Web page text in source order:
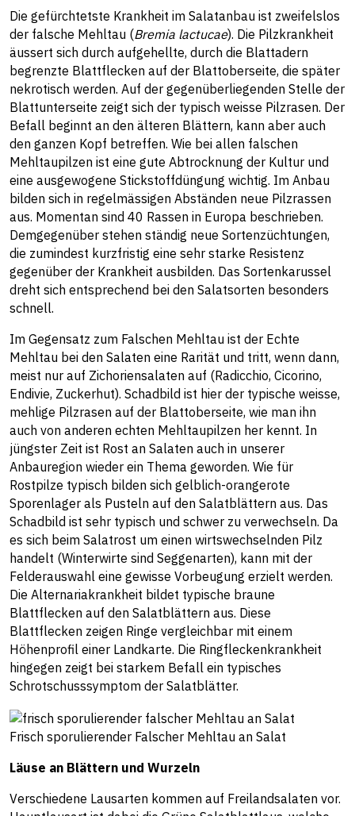
Die gefürchtetste Krankheit im Salatanbau ist zweifelslos
der falsche Mehltau (Bremia lactucae). Die Pilzkrankheit
äussert sich durch aufgehellte, durch die Blattadern
begrenzte Blattflecken auf der Blattoberseite, die später
nekrotisch werden. Auf der gegenüberliegenden Stelle der
Blattunterseite zeigt sich der typisch weisse Pilzrasen. Der
Befall beginnt an den älteren Blättern, kann aber auch
den ganzen Kopf betreffen. Wie bei allen falschen
Mehltaupilzen ist eine gute Abtrocknung der Kultur und
eine ausgewogene Stickstoffdüngung wichtig. Im Anbau
bilden sich in regelmässigen Abständen neue Pilzrassen
aus. Momentan sind 40 Rassen in Europa beschrieben.
Demgegenüber stehen ständig neue Sortenzüchtungen,
die zumindest kurzfristig eine sehr starke Resistenz
gegenüber der Krankheit ausbilden. Das Sortenkarussel
dreht sich entsprechend bei den Salatsorten besonders
schnell.
Im Gegensatz zum Falschen Mehltau ist der Echte
Mehltau bei den Salaten eine Rarität und tritt, wenn dann,
meist nur auf Zichoriensalaten auf (Radicchio, Cicorino,
Endivie, Zuckerhut). Schadbild ist hier der typische weisse,
mehlige Pilzrasen auf der Blattoberseite, wie man ihn
auch von anderen echten Mehltaupilzen her kennt. In
jüngster Zeit ist Rost an Salaten auch in unserer
Anbauregion wieder ein Thema geworden. Wie für
Rostpilze typisch bilden sich gelblich-orangerote
Sporenlager als Pusteln auf den Salatblättern aus. Das
Schadbild ist sehr typisch und schwer zu verwechseln. Da
es sich beim Salatrost um einen wirtswechselnden Pilz
handelt (Winterwirte sind Seggenarten), kann mit der
Felderauswahl eine gewisse Vorbeugung erzielt werden.
Die Alternariakrankheit bildet typische braune
Blattflecken auf den Salatblättern aus. Diese
Blattflecken zeigen Ringe vergleichbar mit einem
Höhenprofil einer Landkarte. Die Ringfleckenkrankheit
hingegen zeigt bei starkem Befall ein typisches
Schrotschusssymptom der Salatblätter.
Frisch sporulierender Falscher Mehltau an Salat
Läuse an Blättern und Wurzeln
Verschiedene Lausarten kommen auf Freilandsalaten vor.